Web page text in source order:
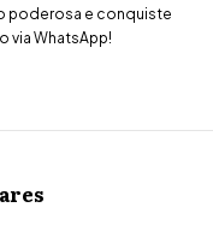
poderosa e conquiste
via WhatsApp!